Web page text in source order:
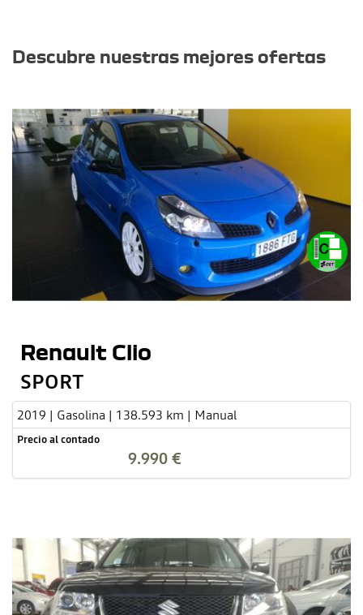
Descubre nuestras mejores ofertas
Renault Clio
SPORT
2019 | Gasolina | 138.593 km | Manual
Precio al contado
9.990 €